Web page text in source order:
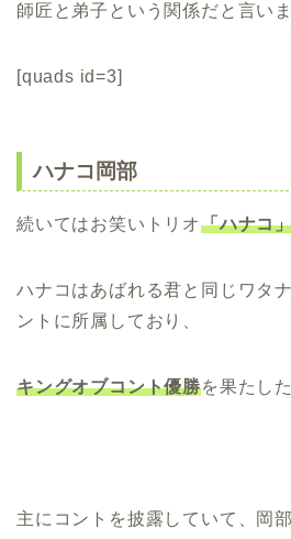
師匠と弟子という関係だと言いま
[quads id=3]
ハナコ岡部
続いてはお笑いトリオ「ハナコ
ハナコはあばれる君と同じワタ
ントに所属しており、
キングオブコント優勝を果たし
主にコントを披露していて、岡